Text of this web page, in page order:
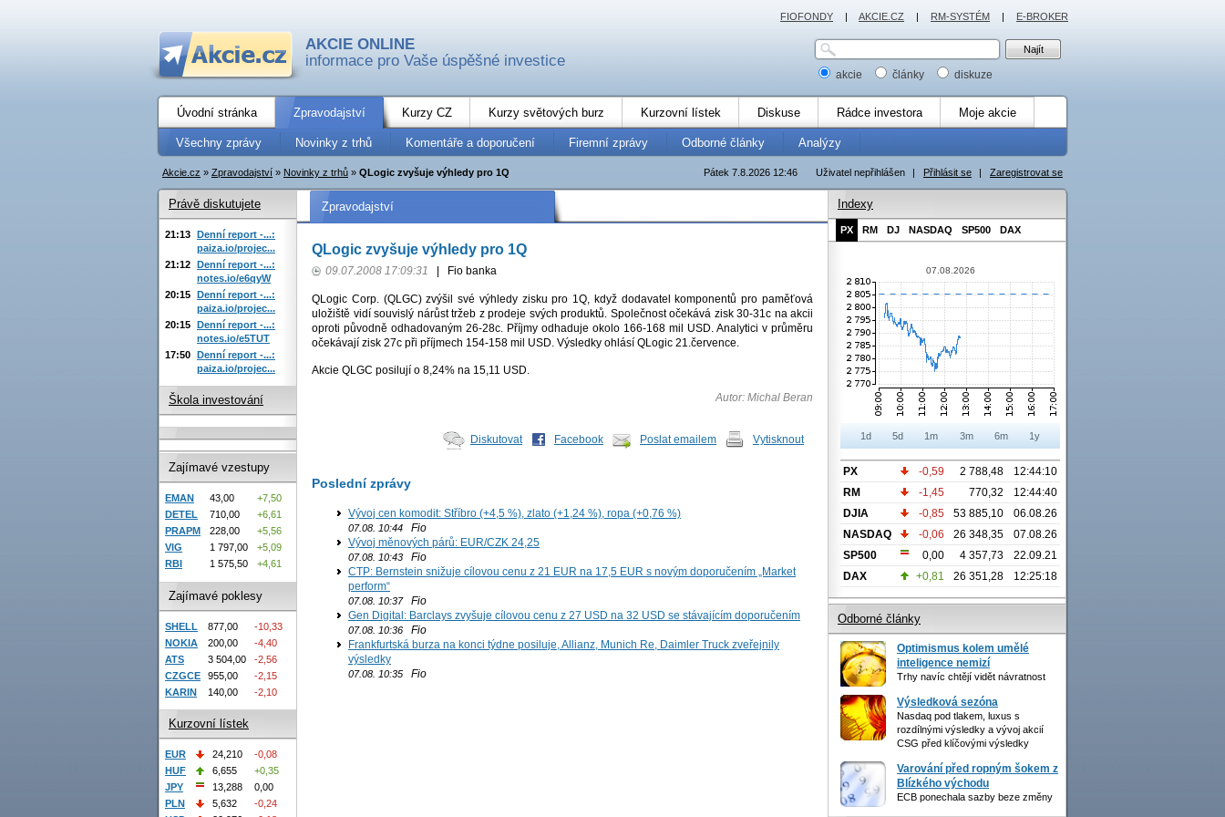
AKCIE ONLINE
informace pro Vaše úspěšné investice
akcie články diskuze
Úvodní stránka Zpravodajství Kurzy CZ Kurzy světových burz Kurzovní lístek Diskuse Rádce investora Moje akcie
Všechny zprávy Novinky z trhů Komentáře a doporučení Firemní zprávy Odborné články Analýzy
Uživatel nepřihlášen | Přihlásit se | Zaregistrovat se
Pátek 7.8.2026 12:46
Akcie.cz » Zpravodajství » Novinky z trhů » QLogic zvyšuje výhledy pro 1Q
Zpravodajství
QLogic zvyšuje výhledy pro 1Q
09.07.2008 17:09:31 Fio banka
QLogic Corp. (QLGC) zvýšil své výhledy zisku pro 1Q, když dodavatel komponentů pro paměťová
uložiště vidí souvislý nárůst tržeb z prodeje svých produktů. Společnost očekává zisk 30-31c na akcii
oproti původně odhadovaným 26-28c. Příjmy odhaduje okolo 166-168 mil USD. Analytici v průměru
očekávají zisk 27c při příjmech 154-158 mil USD. Výsledky ohlásí QLogic 21.července.
Akcie QLGC posilují o 8,24% na 15,11 USD.
Autor: Michal Beran
Diskutovat Facebook Poslat emailem Vytisknout
Poslední zprávy
Vývoj cen komodit: Stříbro (+4,5 %), zlato (+1,24 %), ropa (+0,76 %)
07.08. 10:44 Fio
Vývoj měnových párů: EUR/CZK 24,25
07.08. 10:43 Fio
CTP: Bernstein snižuje cílovou cenu z 21 EUR na 17,5 EUR s novým doporučením „Market
perform“
07.08. 10:37Fio
Gen Digital: Barclays zvyšuje cílovou cenu z 27 USD na 32 USD se stávajícím doporučením
07.08. 10:36 Fio
Frankfurtská burza na konci týdne posiluje, Allianz, Munich Re, Daimler Truck zveřejnily
výsledky
07.08. 10:35 Fio
Právě diskutujete
21:13 Denní report -...:
paiza.io/projec...
21:12 Denní report -...:
notes.io/e6qyW
20:15 Denní report -...:
paiza.io/projec...
20:15 Denní report -...:
notes.io/e5TUT
17:50 Denní report -...:
paiza.io/projec...
Škola investování
Zajímavé vzestupy
EMAN 43,00
+7,50
DETEL
710,00
+6,61
PRAPM
228,00
+5,56
VIG
1 797,00
+5,09
RBI
1 575,50 +4,61
Zajímavé poklesy
SHELL 877,00
-10,33
NOKIA
200,00
-4,40
ATS
3 504,00
-2,56
CZGCE
955,00
-2,15
KARIN
140,00 -2,10
Kurzovní lístek
EUR 24,210
-0,08
HUF
6,655
+0,35
JPY
13,288
0,00
PLN
5,632
-0,24
Indexy
PX RM DJ NASDAQ SP500 DAX
07.08.2026
1d 5d 1m 3m 6m 1y
PX -0,59 2 788,48
12:44:10
RM
-1,45 770,32
12:44:40
DJIA
-0,85 53 885,10
06.08.26
NASDAQ
-0,06 26 348,35
07.08.26
SP500
0,00 4 357,73
22.09.21
DAX
+0,81 26 351,28 12:25:18
Odborné články
Optimismus kolem umělé
inteligence nemizí
Trhy navíc chtějí vidět návratnost
Výsledková sezóna
Nasdaq pod tlakem, luxus s
rozdílnými výsledky a vývoj akcií
CSG před klíčovými výsledky
Varování před ropným šokem z
Blízkého východu
ECB ponechala sazby beze změny
FIOFONDY | AKCIE.CZ | RM-SYSTÉM | E-BROKER